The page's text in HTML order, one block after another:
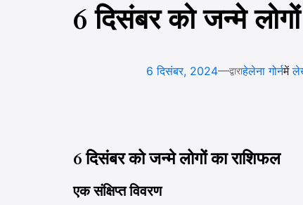
6 दिसंबर को जन्मे
6 दिसंबर, 2024—द्वाराहेलेना गोर्नमें
6 दिसंबर को जन्मे लोगों का राशिफल
एक संक्षिप्त विवरण